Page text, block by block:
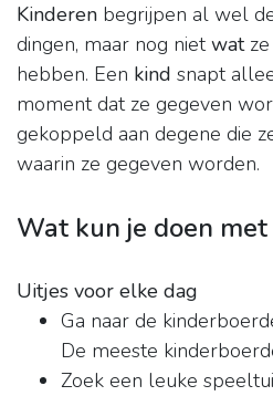
Kinderen begrijpen al wel
dingen, maar nog nietwatze
hebben. Een kind snapt
moment dat ze gegeven
gekoppeld aan degene die
waarin ze gegeven worden.
Wat kun je doen met
Uitjes voor elke dag
Ga naar de
De meeste
Zoek een leuke